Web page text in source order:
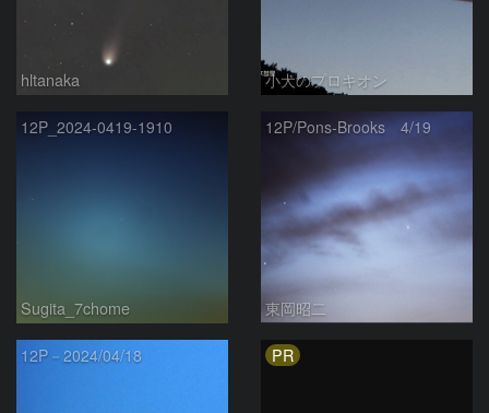
hltanaka 小犬のプロキオン
12P_2024-0419-1910
Sugita_7chome
12P/Pons-Brooks 4/19
東岡昭二
12P－2024/04/18 PR